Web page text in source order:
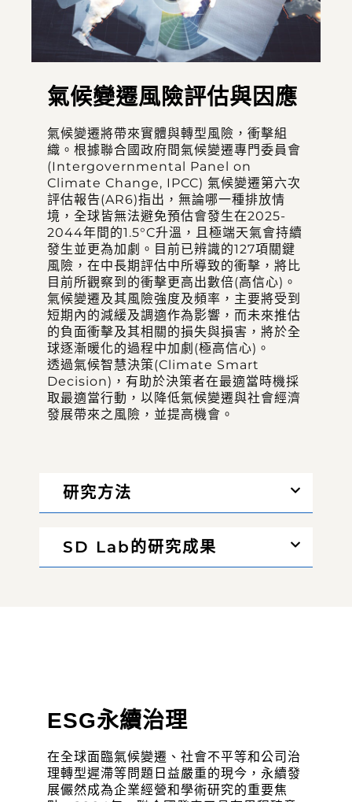
氣候變遷風險評估與因應
氣候變遷將帶來實體與轉型風險，衝擊組
織。根據聯合國政府間氣候變遷專門委員會
(Intergovernmental Panel on
Climate Change, IPCC) 氣候變遷第六次
評估報告(AR6)指出，無論哪一種排放情
境，全球皆無法避免預估會發生在2025-
2044年間的1.5°C升溫，且極端天氣會持續
發生並更為加劇。目前已辨識的127項關鍵
風險，在中長期評估中所導致的衝擊，將比
目前所觀察到的衝擊更高出數倍(高信心)。
氣候變遷及其風險強度及頻率，主要將受到
短期內的減緩及調適作為影響，而未來推估
的負面衝擊及其相關的損失與損害，將於全
球逐漸暖化的過程中加劇(極高信心)。
透過氣候智慧決策(Climate Smart
Decision)，有助於決策者在最適當時機採
取最適當行動，以降低氣候變遷與社會經濟
發展帶來之風險，並提高機會。
研究方法
SD Lab的研究成果
ESG永續治理
在全球面臨氣候變遷、社會不平等和公司治
理轉型遲滯等問題日益嚴重的現今，永續發
展儼然成為企業經營和學術研究的重要焦